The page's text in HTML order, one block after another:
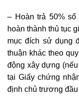
– Hoàn trả 50%
hoàn thành thủ tục
mục đích sử dụng
thuận khác theo
động xây dựng
tại Giấy chứng
định chủ trương